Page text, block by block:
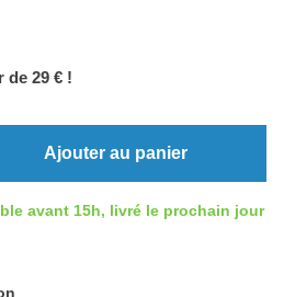
de 29 € !
: Entrez la quantité
Ajouter au panier
avant 15h, livré le prochain jour